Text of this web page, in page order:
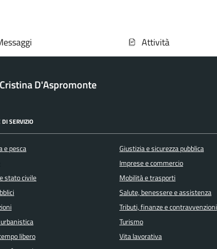
Attività
D'Aspromonte
DI SERVIZIO
e pesca
stato civile
libero
Giustizia e sicurezza pubblica
Imprese e commercio
Mobilità e trasporti
Salute, benessere e assistenza
Tributi, finanze e contravvenzioni
Turismo
Vita lavorativa